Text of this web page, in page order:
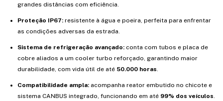
grandes distâncias com eficiência.
Proteção IP67: resistente à água e poeira, perfeita para enfrentar
as condições adversas da estrada.
Sistema de refrigeração avançado: conta com tubos e placa de
cobre aliados a um cooler turbo reforçado, garantindo maior
durabilidade, com vida útil de até 50.000 horas
Compatibilidade ampla: acompanha reator embutido no chicote e
sistema CANBUS integrado, funcionando em até 99% dos veículos